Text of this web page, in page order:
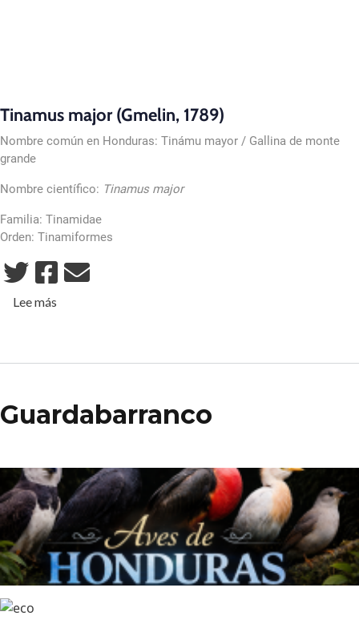
Tinamus major (Gmelin, 1789)
Nombre común en Honduras: Tinámu mayor / Gallina de monte
grande
Nombre científico: Tinamus major
Familia: Tinamidae
Orden: Tinamiformes
Lee más
Guardabarranco